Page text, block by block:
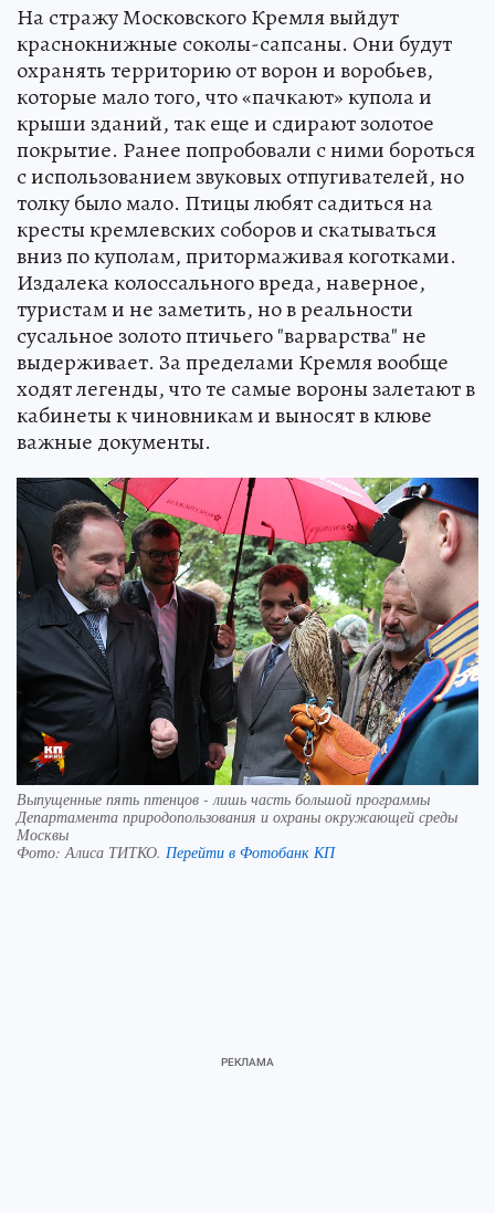
На стражу Московского Кремля выйдут
краснокнижные соколы-сапсаны. Они будут
охранять территорию от ворон и воробьев,
которые мало того, что «пачкают» купола и
крыши зданий, так еще и сдирают золотое
покрытие. Ранее попробовали с ними бороться
с использованием звуковых отпугивателей, но
толку было мало. Птицы любят садиться на
кресты кремлевских соборов и скатываться
вниз по куполам, притормаживая коготками.
Издалека колоссального вреда, наверное,
туристам и не заметить, но в реальности
сусальное золото птичьего "варварства" не
выдерживает. За пределами Кремля вообще
ходят легенды, что те самые вороны залетают в
кабинеты к чиновникам и выносят в клюве
важные документы.
Выпущенные пять птенцов - лишь часть большой программы
Департамента природопользования и охраны окружающей среды
Москвы
Фото:Алиса ТИТКО. Перейти в Фотобанк КП